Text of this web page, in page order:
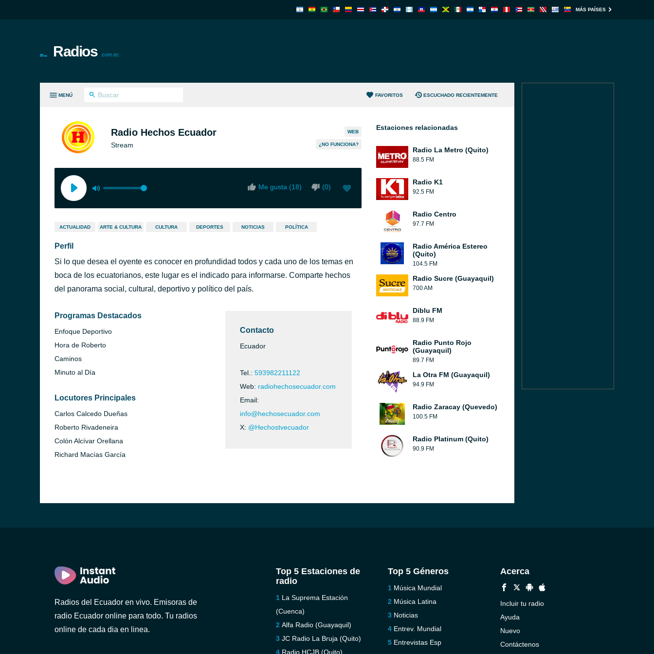
MÁS PAÍSES
Radios .com.ec
MENÚ FAVORITOS ESCUCHADO RECIENTEMENTE
Radio Hechos Ecuador
Stream
WEB
¿NO FUNCIONA?
Me gusta (18) (0)
ACTUALIDAD ARTE & CULTURA CULTURA DEPORTES NOTICIAS POLÍTICA
Perfil
Si lo que desea el oyente es conocer en profundidad todos y cada uno de los temas en
boca de los ecuatorianos, este lugar es el indicado para informarse. Comparte hechos
del panorama social, cultural, deportivo y político del país.
Programas Destacados
Enfoque Deportivo
Hora de Roberto
Caminos
Minuto al Día
Locutores Principales
Carlos Calcedo Dueñas
Roberto Rivadeneira
Colón Alcívar Orellana
Richard Macías García
Contacto
Ecuador
Tel.: 593982211122
Web: radiohechosecuador.com
Email:
info@hechosecuador.com
X: @Hechostvecuador
Estaciones relacionadas
Radio La Metro (Quito)
88.5 FM
Radio K1
92.5 FM
Radio Centro
97.7 FM
Radio América Estereo
(Quito)
104.5 FM
Radio Sucre (Guayaquil)
700 AM
Diblu FM
88.9 FM
Radio Punto Rojo
(Guayaquil)
89.7 FM
La Otra FM (Guayaquil)
94.9 FM
Radio Zaracay (Quevedo)
100.5 FM
Radio Platinum (Quito)
90.9 FM
Radios del Ecuador en vivo. Emisoras de
radio Ecuador online para todo. Tu radios
online de cada dia en linea.
Top 5 Estaciones de
radio
La Suprema Estación
(Cuenca)
Alfa Radio (Guayaquil)
JC Radio La Bruja (Quito)
Radio HCJB (Quito)
Top 5 Géneros
Música Mundial
Música Latina
Noticias
Entrev. Mundial
Entrevistas Esp
Acerca
Incluir tu radio
Ayuda
Nuevo
Contáctenos